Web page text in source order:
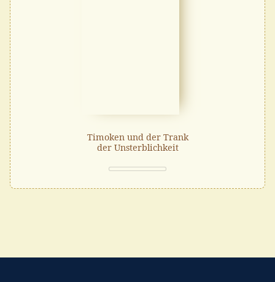
Timoken und der Trank
der Unsterblichkeit